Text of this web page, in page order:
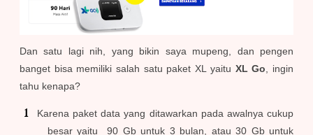
Dan satu lagi nih, yang bikin saya mupeng, dan pengen
banget bisa memiliki salah satu paket XL yaitu XL Go , ingin
tahu kenapa?
Karena paket data yang ditawarkan pada awalnya cukup
besar yaitu 90 Gb untuk 3 bulan, atau 30 Gb untuk